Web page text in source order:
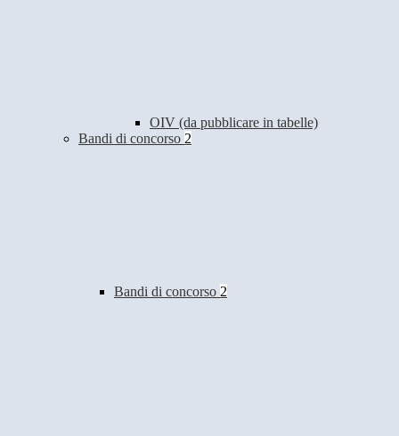
OIV (da pubblicare in tabelle)
Bandi di concorso 2
Bandi di concorso 2